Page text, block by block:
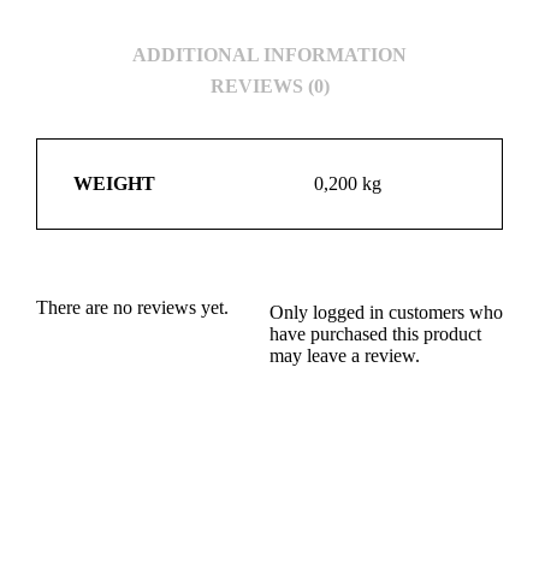
ADDITIONAL INFORMATION
REVIEWS (0)
WEIGHT 0,200 kg
There are no reviews yet.
Only logged in customers who
have purchased this product
may leave a review.